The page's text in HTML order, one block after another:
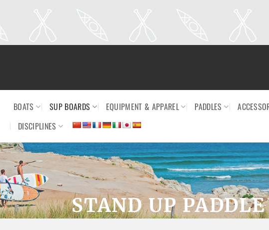
BOATS SUP BOARDS EQUIPMENT & APPAREL PADDLES
DISCIPLINES
STAND UP PADDLE